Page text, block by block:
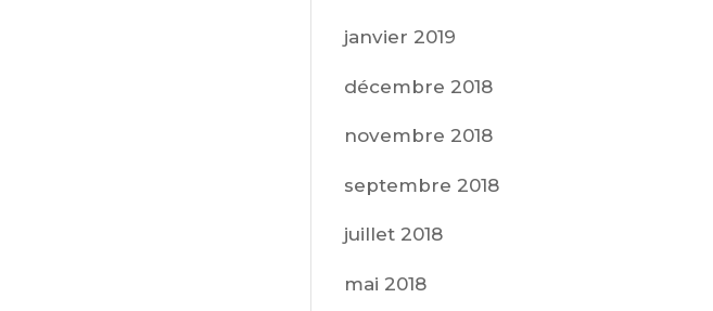
janvier 2019
décembre 2018
novembre 2018
septembre 2018
juillet 2018
mai 2018